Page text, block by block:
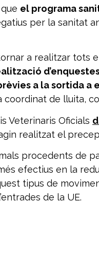
el programa
per la sanitat
tornar a realitzar
a la sortida a
de lluita,
Veterinaris Oficials
realitzat el
procedents de
efectius en la
tipus de
de la UE.